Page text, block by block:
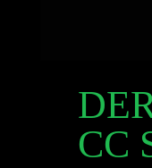
CC